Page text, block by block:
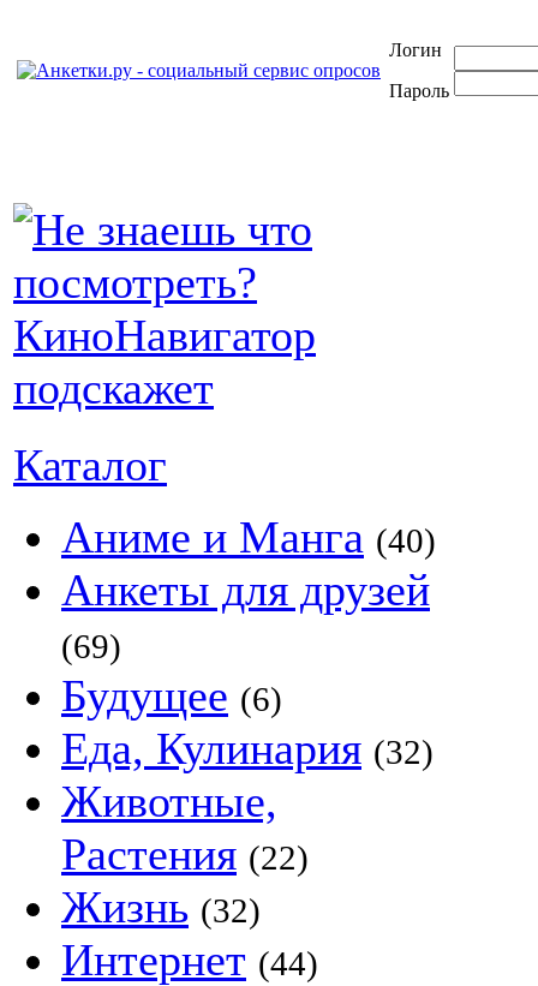
Логин
Пароль
Каталог
Аниме и Манга (40)
Анкеты для друзей
(69)
Будущее (6)
Еда, Кулинария (32)
Животные,
Растения (22)
Жизнь (32)
Интернет (44)